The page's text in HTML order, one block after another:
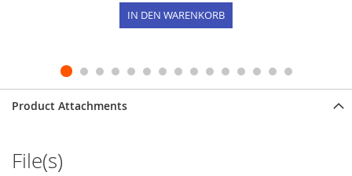
IN DEN WARENKORB
Product Attachments
File(s)